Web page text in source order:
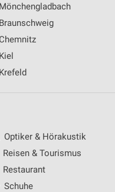
Mönchengladbach
Braunschweig
Chemnitz
Kiel
Krefeld
Optiker & Hörakustik
Reisen & Tourismus
Restaurant
Schuhe